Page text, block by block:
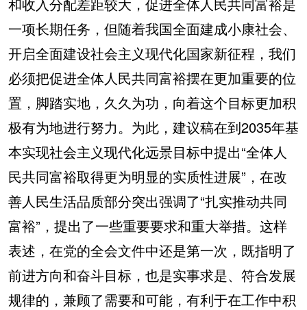
一项长期任务，但随着我国全面建成小康社会、
开启全面建设社会主义现代化国家新征程，我们
必须把促进全体人民共同富裕摆在更加重要的位
置，脚踏实地，久久为功，向着这个目标更加积
极有为地进行努力。为此，建议稿在到2035年基
本实现社会主义现代化远景目标中提出“全体人
民共同富裕取得更为明显的实质性进展”，在改
善人民生活品质部分突出强调了“扎实推动共同
富裕”，提出了一些重要要求和重大举措。这样
表述，在党的全会文件中还是第一次，既指明了
前进方向和奋斗目标，也是实事求是、符合发展
规律的，兼顾了需要和可能，有利于在工作中积